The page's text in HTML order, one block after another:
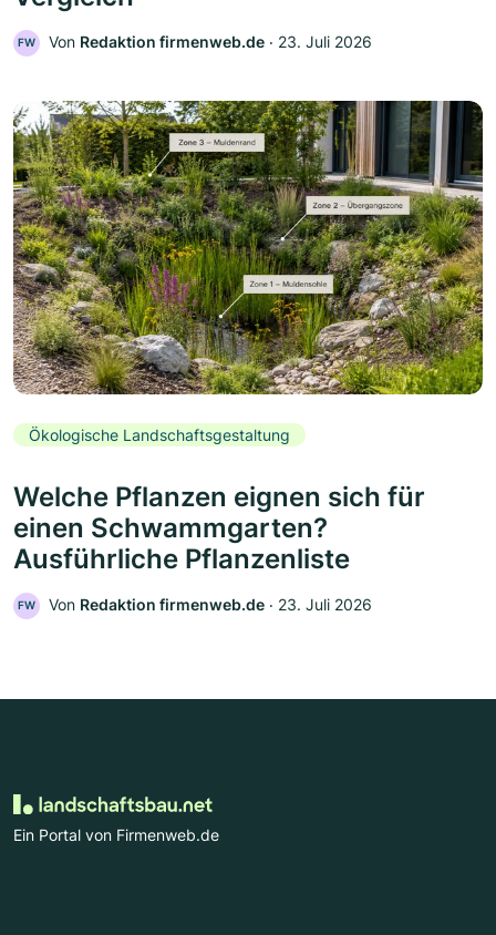
FW Von Redaktion firmenweb.de ‧ 23. Juli 2026
Ökologische Landschaftsgestaltung
Welche Pflanzen eignen sich für
einen Schwammgarten?
Ausführliche Pflanzenliste
FW Von Redaktion firmenweb.de ‧ 23. Juli 2026
Ein Portal von Firmenweb.de